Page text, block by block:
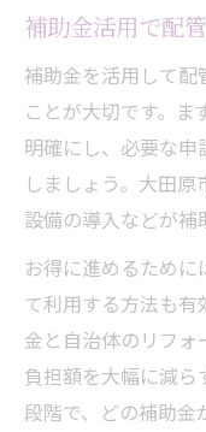
補助金活用で配
補助金を活用して
ことが大切です。
明確にし、必要な
しましょう。大田
設備の導入などが補
お得に進めるため
て利用する方法も有
金と自治体のリフ
負担額を大幅に減ら
段階で、どの補助金